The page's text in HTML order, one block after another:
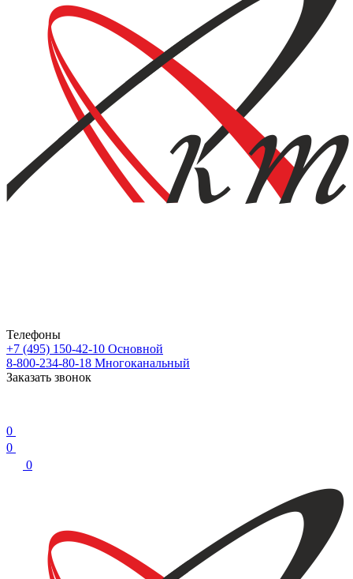
Телефоны
+7 (495) 150-42-10 Основной
8-800-234-80-18 Многоканальный
Заказать звонок
0
0
0